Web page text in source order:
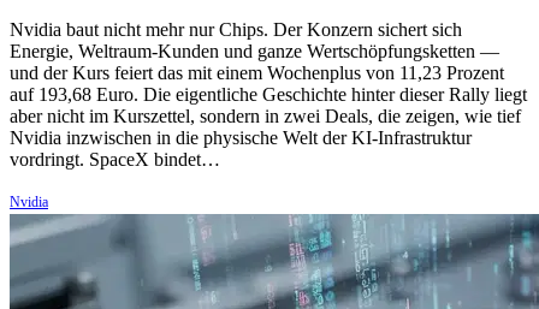
Nvidia baut nicht mehr nur Chips. Der Konzern sichert sich
Energie, Weltraum-Kunden und ganze Wertschöpfungsketten —
und der Kurs feiert das mit einem Wochenplus von 11,23 Prozent
auf 193,68 Euro. Die eigentliche Geschichte hinter dieser Rally liegt
aber nicht im Kurszettel, sondern in zwei Deals, die zeigen, wie tief
Nvidia inzwischen in die physische Welt der KI-Infrastruktur
vordringt. SpaceX bindet…
Nvidia